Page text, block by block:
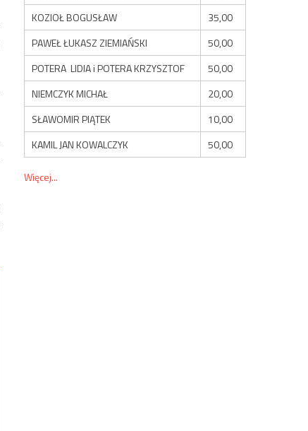
KOZIOŁ BOGUSŁAW
35,00
PAWEŁ ŁUKASZ ZIEMIAŃSKI
50,00
POTERA LIDIA i POTERA KRZYSZTOF
50,00
NIEMCZYK MICHAŁ
20,00
SŁAWOMIR PIĄTEK
10,00
KAMIL JAN KOWALCZYK
50,00
Więcej...